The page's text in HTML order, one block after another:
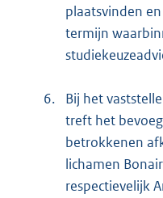
plaatsvinden
termijn
6.
Bij het
treft het
betrokkenen
lichamen
respectievelijk